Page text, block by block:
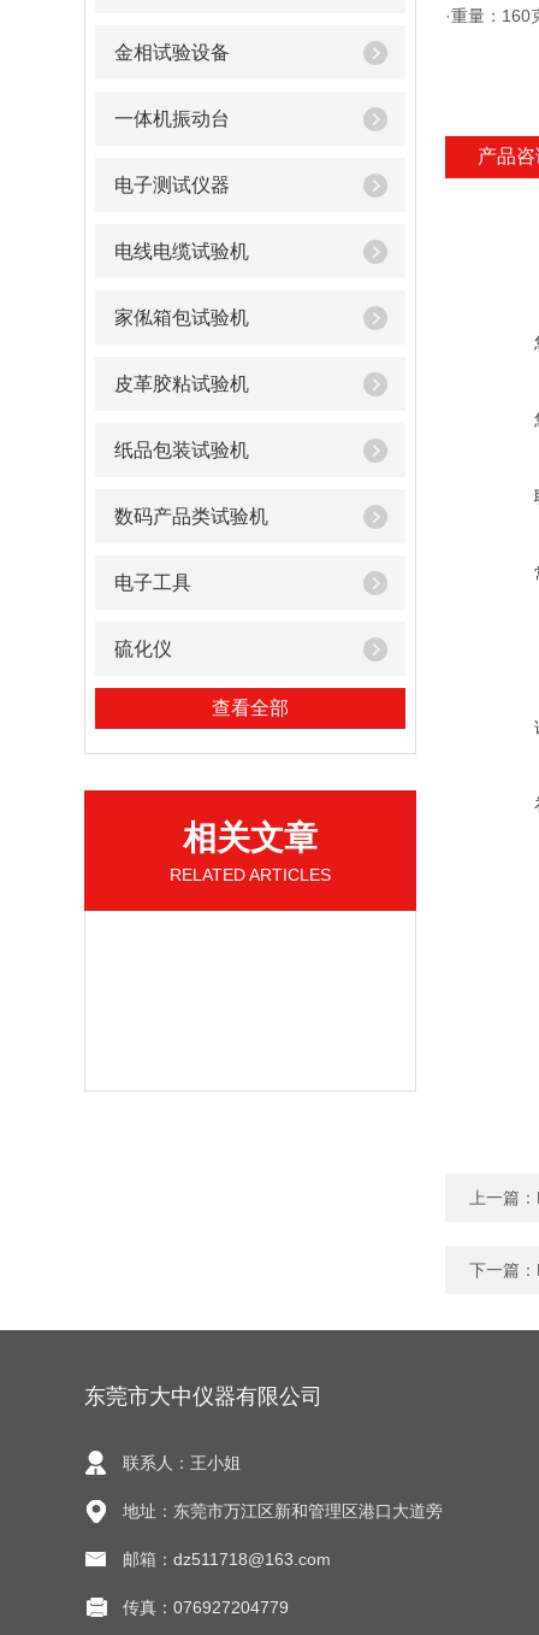
金相试验设备
一体机振动台
电子测试仪器
电线电缆试验机
家俬箱包试验机
皮革胶粘试验机
纸品包装试验机
数码产品类试验机
电子工具
硫化仪
查看全部
相关文章
RELATED ARTICLES
·重量：160
产品
上一篇：
下一篇：
东莞市大中仪器有限公司
联系人：王小姐
地址：东莞市万江区新和管理区港口大道旁
邮箱：dz511718@163.com
传真：076927204779